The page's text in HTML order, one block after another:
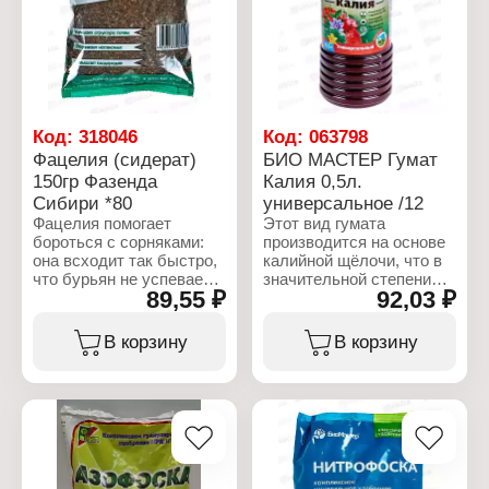
Характеристики:
Производитель:
Агросинтез
Тип товара: Удобрение
Наименование:
Фосфорно-калийное
Особенность:
безазотное
Форма выпуска: гранулы
Объем: 1 кг
Код: 318046
Фацелия (сидерат)
150гр Фазенда
Сибири *80
Фацелия помогает
бороться с сорняками:
она всходит так быстро,
что бурьян не успевает
пробиться и заполнить
пространство на почве.
Поверхностная корневая
система в плотном
Сидерат высевают на
свободных грядках, под
плодовыми деревьями
или кустарниками, чтобы
заполнить пустое
89,55 ₽
В корзину
Код:063798
БИО МАСТЕР Гумат
Калия 0,5л.
универсальное /12
Этот вид гумата
производится на основе
калийной щёлочи, что в
значительной степени
обогащает продукт
калием в биодоступной
форме. То есть в
дополнение ко всем
гумата растение имеет
доступ к
дополнительному
количеству калия. Его
значение жизненных
92,03 ₽
В корзину